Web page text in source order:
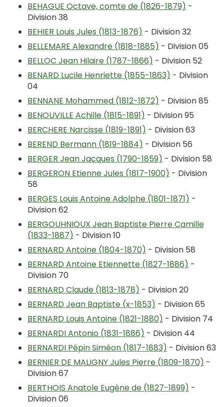
BEHAGUE Octave, comte de (1826-1879) -
Division 38
BEHIER Louis Jules (1813-1876) - Division 32
BELLEMARE Alexandre (1818-1885) - Division 05
BELLOC Jean Hilaire (1787-1866) - Division 52
BENARD Lucile Henriette (1855-1863) - Division
04
BENNANE Mohammed (1812-1872) - Division 85
BENOUVILLE Achille (1815-1891) - Division 95
BERCHERE Narcisse (1819-1891) - Division 63
BEREND Bermann (1819-1884) - Division 56
BERGER Jean Jacques (1790-1859) - Division 58
BERGERON Etienne Jules (1817-1900) - Division
58
BERGES Louis Antoine Adolphe (1801-1871) -
Division 62
BERGOUHNIOUX Jean Baptiste Pierre Camille
(1833-1887) - Division 10
BERNARD Antoine (1804-1870) - Division 58
BERNARD Antoine Etiennette (1827-1886) -
Division 70
BERNARD Claude (1813-1878) - Division 20
BERNARD Jean Baptiste (x-1853) - Division 65
BERNARD Louis Antoine (1821-1880) - Division 74
BERNARDI Antonio (1831-1886) - Division 44
BERNARDI Pépin Siméon (1817-1883) - Division 63
BERNIER DE MALIGNY Jules Pierre (1809-1870) -
Division 67
BERTHOIS Anatole Eugène de (1827-1899) -
Division 06